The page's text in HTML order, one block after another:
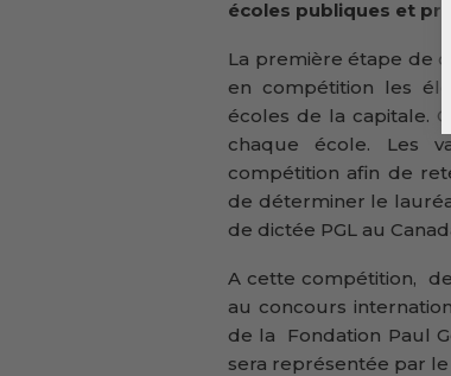
écoles publiques et
La première étape de
en compétition les
écoles de la capitale.
chaque école. Les
compétition afin de
de déterminer le
de dictée PGL au
A cette compétition,
au concours
de la Fondation Paul
sera représentée par